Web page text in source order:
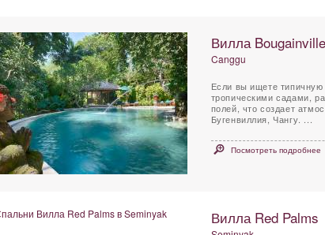
Вилла
Canggu
Если вы ищете
тропическими садами,
полей, что создает
Бугенвиллия, Чангу. ...
Посмотреть подробнее
Вилла Red Palms